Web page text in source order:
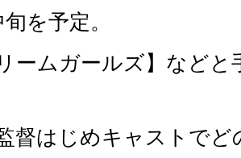
を予定。
ームガールズ】など
督はじめキャストでど